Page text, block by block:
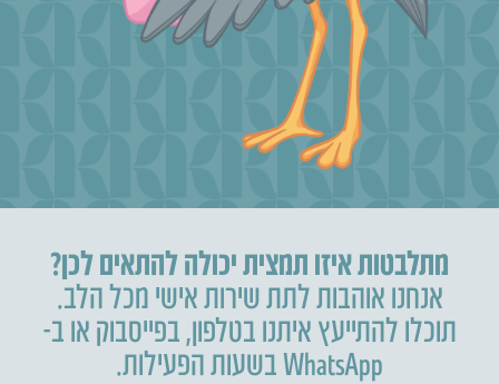
מתלבטות איזו תמצית יכולה להתאים לכן?
אנחנו אוהבות לתת שירות אישי מכל הלב.
תוכלו להתייעץ איתנו בטלפון,בפייסבוק או ב-
WhatsApp בשעות הפעילות.